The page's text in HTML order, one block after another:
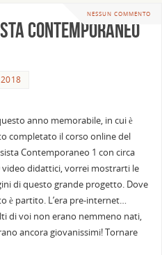
NESSUN COMMENTO
Contemporaneo
anno memorabile, in cui è
completato il corso online del
Contemporaneo 1 con circa
video didattici, vorrei mostrarti le
di questo grande progetto. Dove
è partito. L’era pre-internet…
di voi non erano nemmeno nati,
ancora giovanissimi! Tornare